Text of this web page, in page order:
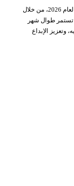
تواصل هيئة الشارقة للمتاحف تنفيذ برنامجها الصيفي لعام 2026، من خلال
تستمر طوال شهر
الإبداع